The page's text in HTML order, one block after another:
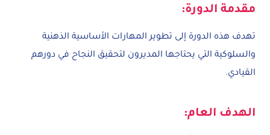
مقدمة الدورة:
تهدف هذه الدورة إلى تطوير المهارات الأساسية الذهنية
والسلوكية التي يحتاجها المديرون لتحقيق النجاح في دورهم
القيادي.
الهدف العام: